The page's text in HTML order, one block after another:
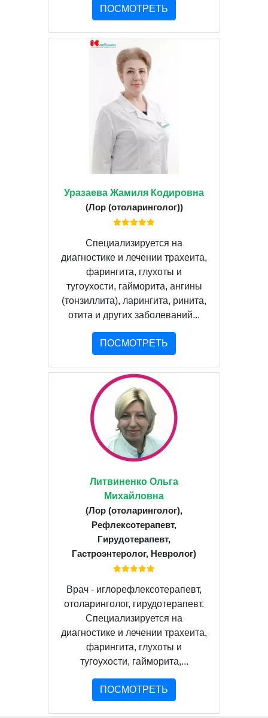
ПОСМОТРЕТЬ
Уразаева Жамиля Кодировна
(Лор (отоларинголог))
Специализируется на
диагностике и лечении трахеита,
фарингита, глухоты и
тугоухости, гайморита, ангины
(тонзиллита), ларингита, ринита,
отита и других заболеваний...
ПОСМОТРЕТЬ
Литвиненко Ольга
Михайловна
(Лор (отоларинголог),
Рефлексотерапевт,
Гирудотерапевт,
Гастроэнтеролог, Невролог)
Врач - иглорефлексотерапевт,
отоларинголог, гирудотерапевт.
Специализируется на
диагностике и лечении трахеита,
фарингита, глухоты и
тугоухости, гайморита,...
ПОСМОТРЕТЬ